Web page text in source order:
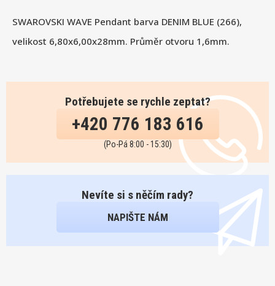
SWAROVSKI WAVE Pendant barva DENIM BLUE (266),
velikost 6,80x6,00x28mm. Průměr otvoru 1,6mm.
Potřebujete se rychle zeptat?
+420 776 183 616
(Po-Pá 8:00 - 15:30)
Nevíte si s něčím rady?
NAPIŠTE NÁM